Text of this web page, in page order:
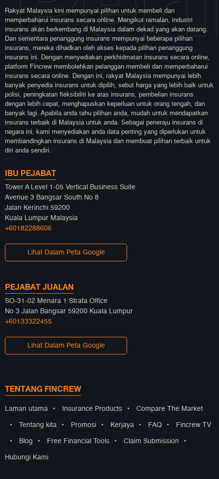
Rakyat Malaysia kini mempunyai pilihan untuk membeli dan
memperbaharui insurans secara online. Mengikut ramalan, industri
insurans akan berkembang di Malaysia dalam dekad yang akan datang.
Dan sementara penanggung insurans mempunyai beberapa pilihan
insurans, mereka dihadkan oleh akses kepada pilihan penanggung
insurans ini. Dengan menyediakan perkhidmatan insurans secara online,
platform Fincrew membolehkan pelanggan membeli dan memperbaharui
insurans secara online. Dengan ini, rakyat Malaysia mempunyai lebih
banyak penyedia insurans untuk dipilih, sebut harga yang lebih baik untuk
polisi, peningkatan fleksibiliti ke atas insurans, pembelian insurans
dengan lebih cepat, menghapuskan keperluan untuk orang tengah, dan
banyak lagi. Apabila anda tahu pilihan anda, mudah untuk mendapatkan
insurans terbaik di Malaysia untuk anda. Sebagai peneraju insurans di
negara ini, kami menyediakan anda data penting yang diperlukan untuk
membandingkan insurans di Malaysia dan membuat pilihan terbaik untuk
diri anda sendiri.
IBU PEJABAT
Tower A Level 1-05 Vertical Business Suite
Avenue 3 Bangsar South No 8
Jalan Kerinchi 59200
Kuala Lumpur Malaysia
+60182288606
Lihat Dalam Peta Google
PEJABAT JUALAN
SO-31-02 Menara 1 Strata Office
No 3 Jalan Bangsar 59200 Kuala Lumpur
+60133322455
Lihat Dalam Peta Google
TENTANG FINCREW
Laman utama • Insurance Products • Compare The Market
• Tentang kita • Promosi • Kerjaya • FAQ • Fincrew TV
• Blog • Free Financial Tools • Claim Submission •
Hubungi Kami